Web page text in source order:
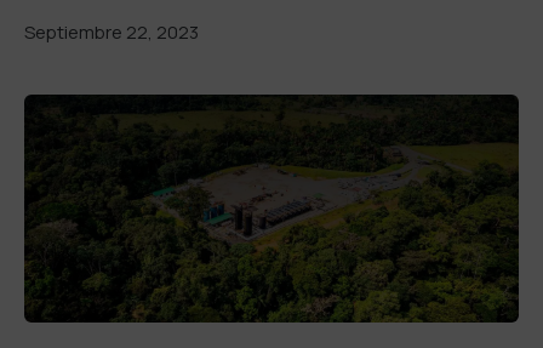
Septiembre 22, 2023